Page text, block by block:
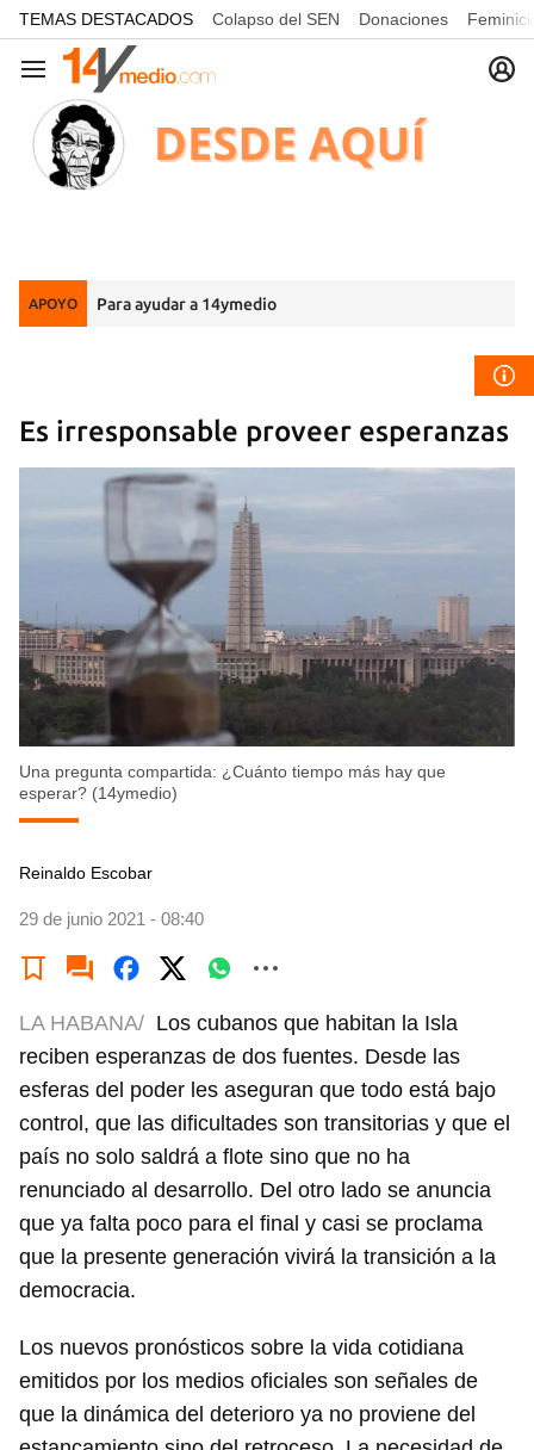
common.go-to-content
TEMAS DESTACADOS Colapso del SEN Donaciones
Navegación
APOYO Para ayudar a 14ymedio
Es irresponsable proveer esperanzas
Una pregunta compartida: ¿Cuánto tiempo más hay que
esperar? (14ymedio)
Reinaldo Escobar
29 de junio 2021 - 08:40
LA HABANA/ Los cubanos que habitan la Isla
reciben esperanzas de dos fuentes. Desde las
esferas del poder les aseguran que todo está bajo
control, que las dificultades son transitorias y que el
país no solo saldrá a flote sino que no ha
renunciado al desarrollo. Del otro lado se anuncia
que ya falta poco para el final y casi se proclama
que la presente generación vivirá la transición a la
democracia.
Los nuevos pronósticos sobre la vida cotidiana
emitidos por los medios oficiales son señales de
que la dinámica del deterioro ya no proviene del